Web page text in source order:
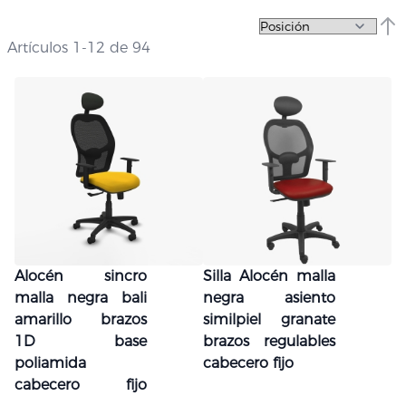
Artículos 1 -12 de 94
Alocén sincro
malla negra bali
amarillo brazos
1D base
poliamida
cabecero fijo
Silla Alocén malla
negra asiento
similpiel granate
brazos regulables
cabecero fijo